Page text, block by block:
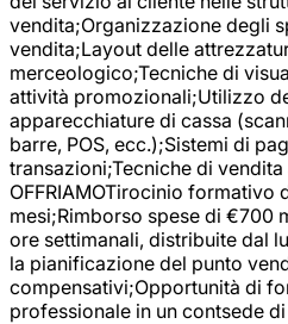
vendita;Organizzazione degli
vendita;Layout delle
merceologico;Tecniche di
attività promozionali;Utilizzo
apparecchiature di cassa
barre, POS, ecc.);Sistemi di
transazioni;Tecniche di
OFFRIAMOTirocinio formativo
mesi;Rimborso spese di €700
ore settimanali, distribuite dal
la pianificazione del punto
compensativi;Opportunità di
professionale in un contsede